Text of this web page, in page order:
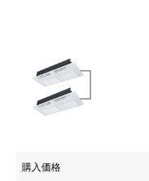
購入価格